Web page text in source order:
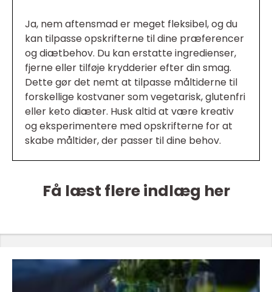
Ja, nem aftensmad er meget fleksibel, og du
kan tilpasse opskrifterne til dine præferencer
og diætbehov. Du kan erstatte ingredienser,
fjerne eller tilføje krydderier efter din smag.
Dette gør det nemt at tilpasse måltiderne til
forskellige kostvaner som vegetarisk, glutenfri
eller keto diæter. Husk altid at være kreativ
og eksperimentere med opskrifterne for at
skabe måltider, der passer til dine behov.
Få læst flere indlæg her